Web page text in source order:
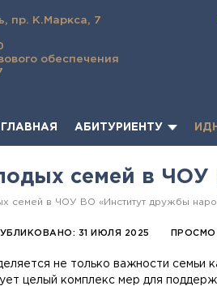
пр. К.Маркса, 7
обеспечения
ГЛАВНАЯ АБИТУРИЕНТУ
семей в ЧОУ
семей в ЧОУ ВО «Институт дружбы
31 ИЮЛЯ 2025
не только важности семьи
целый комплекс мер для